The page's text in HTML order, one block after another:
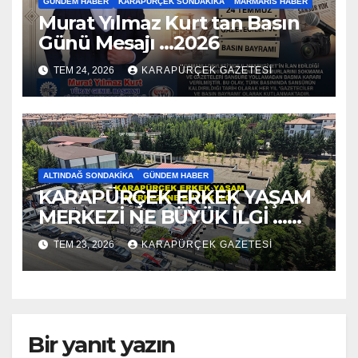
Murat Yılmaz Kurt tan Basın
Günü Mesajı …2026
TEM 24, 2026 KARAPÜRÇEK GAZETESİ
ALTINDAĞ SONDAKIKA GÜNDEM HABER
KARAPÜRÇEK ERKEK YAŞAM
MERKEZİ NE BÜYÜK İLGİ …
2026
TEM 23, 2026 KARAPÜRÇEK GAZETESİ
Bir yanıt yazın